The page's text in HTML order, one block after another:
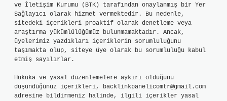
ve İletişim Kurumu (BTK) tarafından onaylanmış bir Yer
Sağlayıcı olarak hizmet vermektedir. Bu nedenle,
sitedeki içerikleri proaktif olarak denetleme veya
araştırma yükümlülüğümüz bulunmamaktadır. Ancak,
üyelerimiz yazdıkları içeriklerin sorumluluğunu
taşımakta olup, siteye üye olarak bu sorumluluğu kabul
etmiş sayılırlar.
Hukuka ve yasal düzenlemelere aykırı olduğunu
düşündüğünüz içerikleri, backlinkpanelicomtr@gmail.com
adresine bildirmeniz halinde, ilgili içerikler yasal